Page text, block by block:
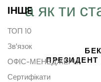
а як ти
ПРЕЗИДЕНТ
ІНШE
ТОП 10
Зв'язок
ОФІС-МЕНЕДЖЕРИ
Сертифікати